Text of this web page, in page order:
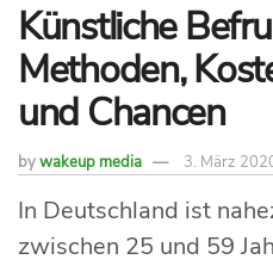
Künstliche
Methoden,
und Chancen
bywakeup media 3. März
In Deutschland ist
zwischen 25 und 59